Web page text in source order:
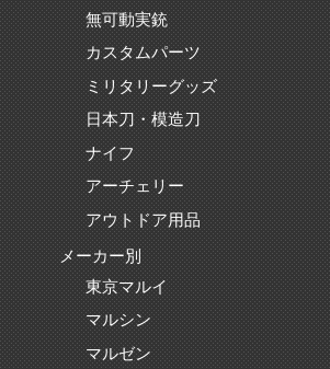
無可動実銃
カスタムパーツ
ミリタリーグッズ
日本刀・模造刀
ナイフ
アーチェリー
アウトドア用品
メーカー別
東京マルイ
マルシン
マルゼン